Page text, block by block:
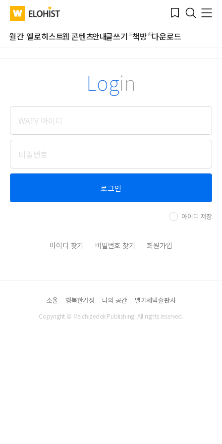
WATV Elohist-
Home
Bookmark
Search
Menu
월간 엘로히스트웹 콘텐츠안내글쓰기 책방 다운로드
Submit
Login
로그인
아이디 저장
아이디 찾기 비밀번호 찾기 회원가입
소울 행복한가정 나의 공간 멜기세덱출판사
Copyright © Melchizedek Publishing. All rights reserved.